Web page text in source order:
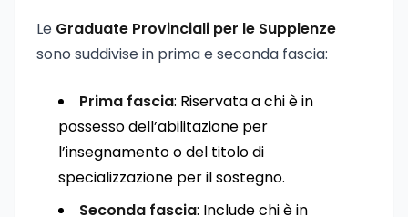
Le Graduate Provinciali per le Supplenze
sono suddivise in prima e seconda fascia:
Prima fascia: Riservata a chi è in
possesso dell’abilitazione per
l’insegnamento o del titolo di
specializzazione per il sostegno.
Seconda fascia: Include chi è in